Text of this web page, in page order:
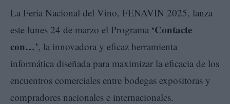
La Feria Nacional del Vino, FENAVIN 2025, lanza
este lunes 24 de marzo el Programa ‘Contacte
con…’, la innovadora y eficaz herramienta
informática diseñada para maximizar la eficacia de los
encuentros comerciales entre bodegas expositoras y
compradores nacionales e internacionales.